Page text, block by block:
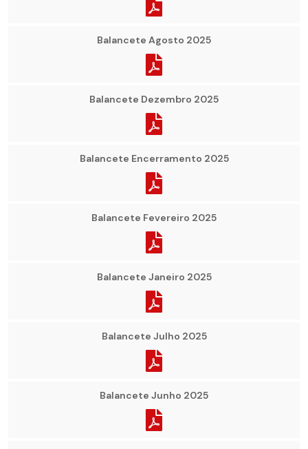
Balancete Agosto 2025
Balancete Dezembro 2025
Balancete Encerramento 2025
Balancete Fevereiro 2025
Balancete Janeiro 2025
Balancete Julho 2025
Balancete Junho 2025